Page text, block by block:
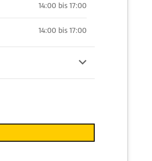
14:00 bis 17:00
14:00 bis 17:00